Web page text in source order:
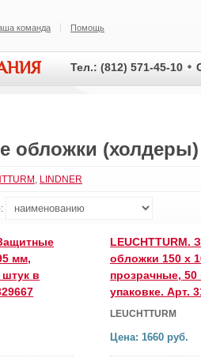
команда Помощь
Тел.: (812) 571-45-10
обложки (холдеры)
, LINDNER
мм,
в
LEUCHTTURM.
обложки 150 x
прозрачные, 50
упаковке. Арт.
LEUCHTTURM
Цена: 1660 руб.